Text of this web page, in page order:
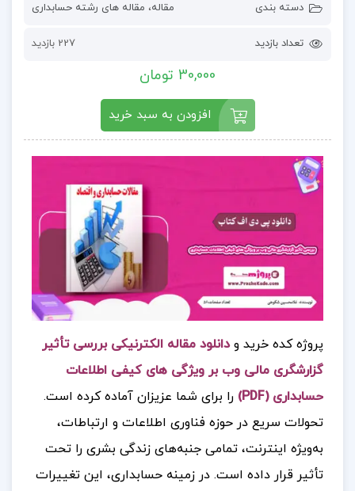
دسته بندی مقاله، مقاله های رشته حسابداری
تعداد بازدید 227 بازدید
30,000 تومان
افزودن به سبد خرید
پروژه کده خرید و دانلود مقاله الکترنیکی بررسی تأثير
گزارشگری مالی وب بر ويژگی های كيفی اطلاعات
حسابداری (PDF)
را برای شما عزیزان آماده کرده است.
تحولات سریع در حوزه فناوری اطلاعات و ارتباطات،
به‌ویژه اینترنت، تمامی جنبه‌های زندگی بشری را تحت
تأثیر قرار داده است. در زمینه حسابداری، این تغییرات